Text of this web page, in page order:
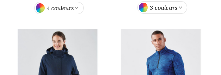
4 couleurs 3 couleurs